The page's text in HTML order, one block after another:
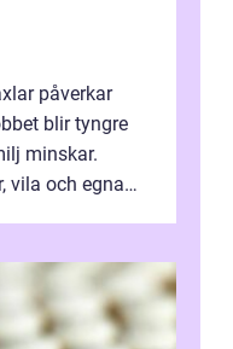
påverkar
blir tyngre
minskar.
vila och egna